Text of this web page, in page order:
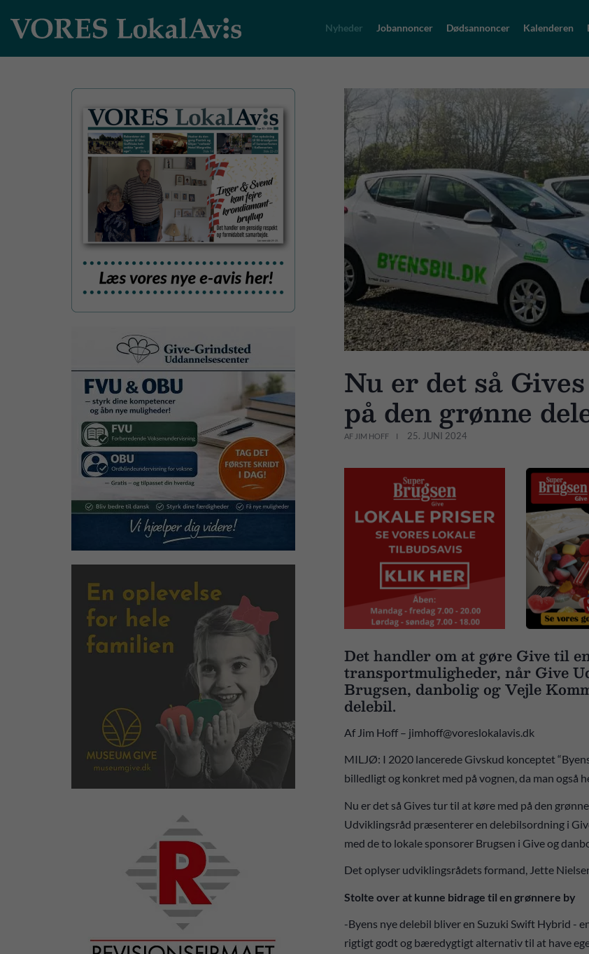
Nyheder Jobannoncer Dødsannoncer Kalenderen
Nu er det så
på den grønne
AF JIM HOFF 25. JUNI 2024
Det handler om at gøre Give til
transportmuligheder, når Give
Brugsen, danbolig og Vejle
delebil.
Af Jim Hoff – jimhoff@voreslokalavis.dk
MILJØ: I 2020 lancerede Givskud konceptet
billedligt og konkret med på vognen, da man også
Nu er det så Gives tur til at køre med på den
Udviklingsråd præsenterer en delebilsordning i
med de to lokale sponsorer Brugsen i Give og
Det oplyser udviklingsrådets formand, Jette
Stolte over at kunne bidrage til en grønnere by
-Byens nye delebil bliver en Suzuki Swift Hybrid -
rigtigt godt og bæredygtigt alternativ til at have